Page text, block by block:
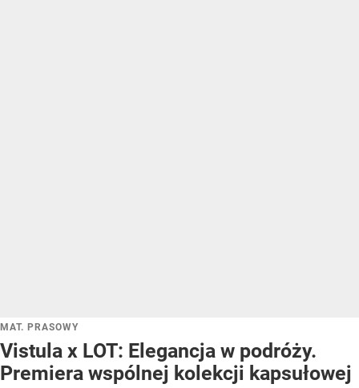
MAT. PRASOWY
Vistula x LOT: Elegancja w podróży.
Premiera wspólnej kolekcji kapsułowej